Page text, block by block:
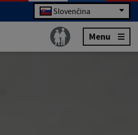
Slovenčina
Menu